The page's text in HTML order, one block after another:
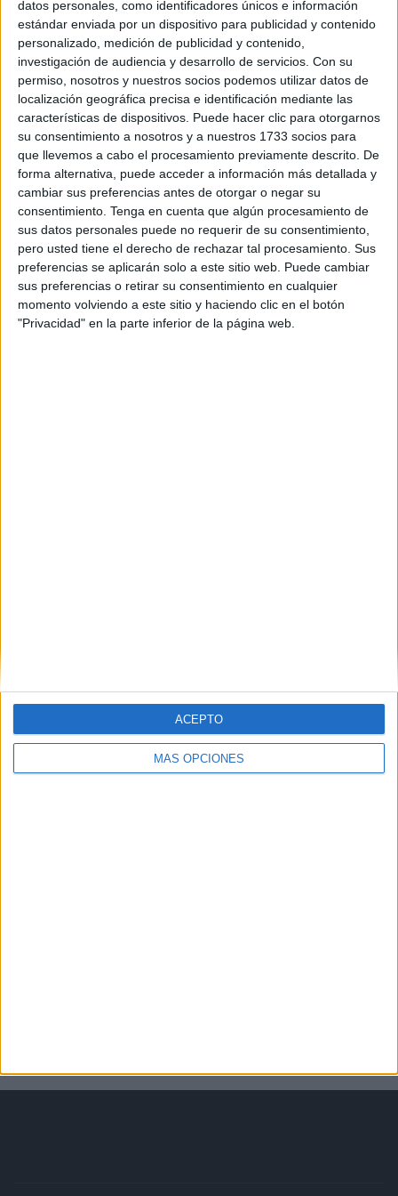
datos personales, como identificadores únicos e información
estándar enviada por un dispositivo para publicidad y contenido
personalizado, medición de publicidad y contenido,
investigación de audiencia y desarrollo de servicios. Con su
permiso, nosotros y nuestros socios podemos utilizar datos de
localización geográfica precisa e identificación mediante las
características de dispositivos. Puede hacer clic para otorgarnos
su consentimiento a nosotros y a nuestros 1733 socios para
que llevemos a cabo el procesamiento previamente descrito. De
forma alternativa, puede acceder a información más detallada y
cambiar sus preferencias antes de otorgar o negar su
consentimiento. Tenga en cuenta que algún procesamiento de
sus datos personales puede no requerir de su consentimiento,
pero usted tiene el derecho de rechazar tal procesamiento. Sus
preferencias se aplicarán solo a este sitio web. Puede cambiar
sus preferencias o retirar su consentimiento en cualquier
momento volviendo a este sitio y haciendo clic en el botón
"Privacidad" en la parte inferior de la página web.
MÁS OPCIONES
ACEPTO
Las Fuerzas Armadas se acercan a los más
jóvenes
POR ÁLVARO ACEDO 25/05/2018 0
El Club Anyera ultima los preparativos para la
XII edición de la Vuelta a Ceuta Andando-
Memorial Auxi Jimeno
POR REDACCIÓN 17/04/2018 0
Auxiliados nueve inmigrantes en Benzú, entre
ellos una embarazada
POR C.E. 21/03/2018 0
Bomberos tuvo que achicar agua de la piscina
de las obras de Gran Vía
POR M.A. 19/03/2018 1